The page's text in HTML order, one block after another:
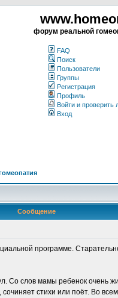
форум реальной
FAQ
Поиск
Пользователи
Группы
Регистрация
Профиль
Войти и проверить
Вход
Сообщение
программе.
Со слов мамы ребенок очень
стихи или поёт. Во